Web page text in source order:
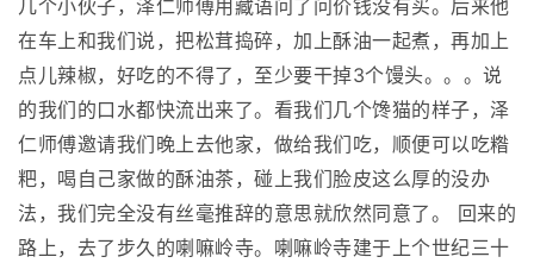
几个小伙子，泽仁师傅用藏语问了问价钱没有买。后来他
在车上和我们说，把松茸捣碎，加上酥油一起煮，再加上
点儿辣椒，好吃的不得了，至少要干掉3个馒头。。。说
的我们的口水都快流出来了。看我们几个馋猫的样子，泽
仁师傅邀请我们晚上去他家，做给我们吃，顺便可以吃糌
粑，喝自己家做的酥油茶，碰上我们脸皮这么厚的没办
法，我们完全没有丝毫推辞的意思就欣然同意了。 回来的
路上，去了步久的喇嘛岭寺。喇嘛岭寺建于上个世纪三十